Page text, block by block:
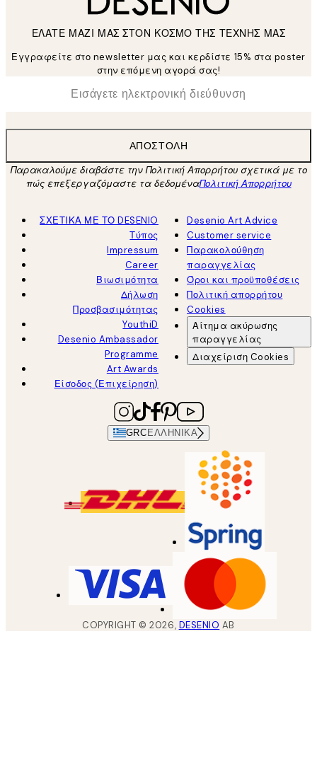
ΕΛΑΤΕ ΜΑΖΙ ΜΑΣ ΣΤΟΝ ΚΟΣΜΟ ΤΗΣ ΤΕΧΝΗΣ ΜΑΣ
Εγγραφείτε στο newsletter μας και κερδίστε 15% στα poster
στην επόμενη αγορά σας!
Ηλεκτρονική Διεύθυνση
ΑΠΟΣΤΟΛΉ
Παρακαλούμε διαβάστε την Πολιτική Απορρήτου σχετικά με το
πώς επεξεργαζόμαστε τα δεδομέναΠολιτική Απορρήτου
ΣΧΕΤΙΚΑ ΜΕ ΤΟ DESENIO
Τύπος
Impressum
Career
Βιωσιμότητα
Δήλωση
Προσβασιμότητας
YouthiD
Desenio Ambassador
Programme
Art Awards
Είσοδος (Επιχείρηση)
Desenio Art Advice
Customer service
Παρακολούθηση
παραγγελίας
Όροι και προϋποθέσεις
Πολιτική απορρήτου
Cookies
Αίτημα ακύρωσης
παραγγελίας
Διαχείριση Cookies
GRC ΕΛΛΗΝΙΚΆ
COPYRIGHT ©2026, DESENIO AB